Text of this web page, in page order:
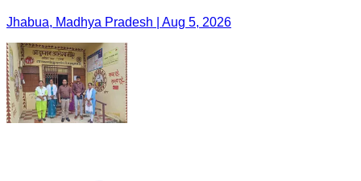
Jhabua, Madhya Pradesh | Aug 5, 2026